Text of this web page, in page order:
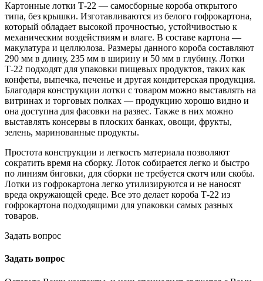
Картонные лотки Т-22 — самосборные короба открытого
типа, без крышки. Изготавливаются из белого гофрокартона,
который обладает высокой прочностью, устойчивостью к
механическим воздействиям и влаге. В составе картона —
макулатура и целлюлоза. Размеры данного короба составляют
290 мм в длину, 235 мм в ширину и 50 мм в глубину. Лотки
Т-22 подходят для упаковки пищевых продуктов, таких как
конфеты, выпечка, печенье и другая кондитерская продукция.
Благодаря конструкции лотки с товаром можно выставлять на
витринах и торговых полках — продукцию хорошо видно и
она доступна для фасовки на развес. Также в них можно
выставлять консервы в плоских банках, овощи, фрукты,
зелень, маринованные продукты.
Простота конструкции и легкость материала позволяют
сократить время на сборку. Лоток собирается легко и быстро
по линиям биговки, для сборки не требуется скотч или скобы.
Лотки из гофрокартона легко утилизируются и не наносят
вреда окружающей среде. Все это делает короба Т-22 из
гофрокартона подходящими для упаковки самых разных
товаров.
Задать вопрос
Задать вопрос